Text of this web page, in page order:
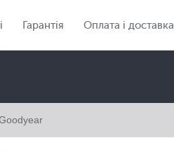
Гарантія Оплата і доставка